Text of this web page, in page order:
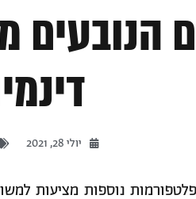
יולי 28, 2021
נוספות מציעות